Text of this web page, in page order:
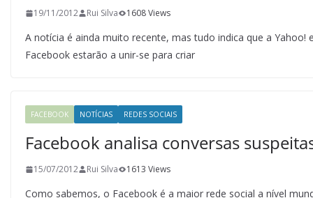
19/11/2012 Rui Silva 1608 Views
A notícia é ainda muito recente, mas tudo indica que a Yahoo!
Facebook estarão a unir-se para criar
FACEBOOK NOTÍCIAS REDES SOCIAIS
Facebook analisa conversas
15/07/2012 Rui Silva 1613 Views
Como sabemos, o Facebook é a maior rede social a nível